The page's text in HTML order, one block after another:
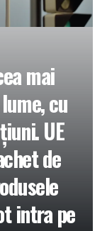
mai
cu
UE
de
intra pe